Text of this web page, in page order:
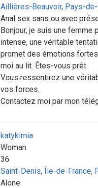
Aillières-Beauvoir, Pays-
Anal sex sans ou avec
Bonjour, je suis une
intense, une véritable
promet des émotions
moi au lit. Êtes-vous prêt
Vous ressentirez une
vos forces.
Contactez moi par mon
katykimia
Woman
36
Saint-Denis, Île-de-France,
Alone